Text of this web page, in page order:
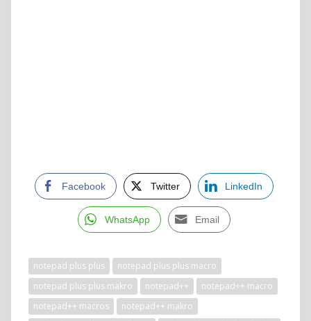
Facebook Twitter LinkedIn
WhatsApp Email
notepad plus plus
notepad plus plus macro
notepad plus plus makro
notepad++
notepad++ macro
notepad++ macros
notepad++ makro